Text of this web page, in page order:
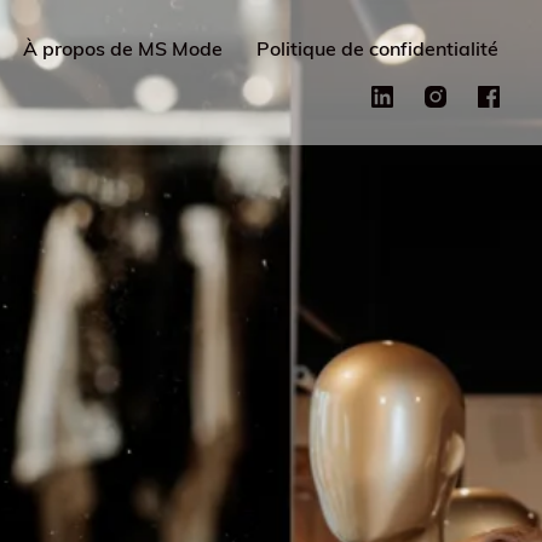
À propos de MS Mode Politique de confidentialité